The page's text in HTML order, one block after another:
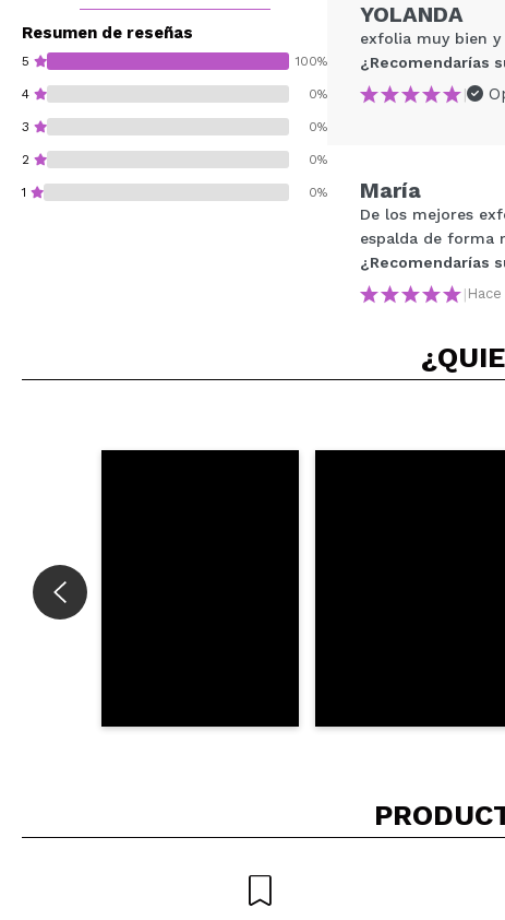
Resumen de reseñas
5 100%
4 0%
3 0%
2 0%
1 0%
YOLANDA
exfolia muy bien
¿Recomendarías
|
María
De los mejores
espalda de forma
¿Recomendarías
|